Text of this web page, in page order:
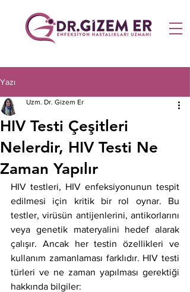
Yazı
HIV Testi Çeşitleri
Nelerdir, HIV Testi Ne
Zaman Yapılır
Uzm. Dr. Gizem Er
HIV testleri, HIV enfeksiyonunun tespit
edilmesi için kritik bir rol oynar. Bu
testler, virüsün antijenlerini, antikorlarını
veya genetik materyalini hedef alarak
çalışır. Ancak her testin özellikleri ve
kullanım zamanlaması farklıdır. HIV testi
türleri ve ne zaman yapılması gerektiği
hakkında bilgiler: